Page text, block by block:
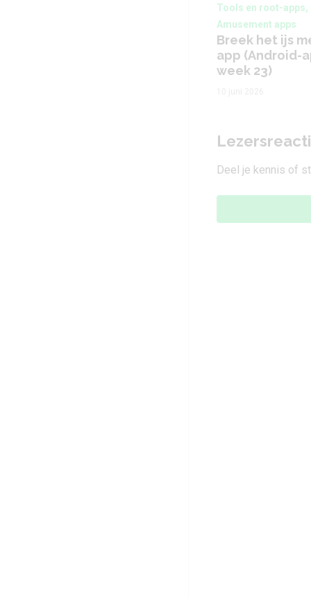
Tools en root-apps,
Amusement apps
Breek het ijs
app (Android-
week 23)
Deel je kennis of